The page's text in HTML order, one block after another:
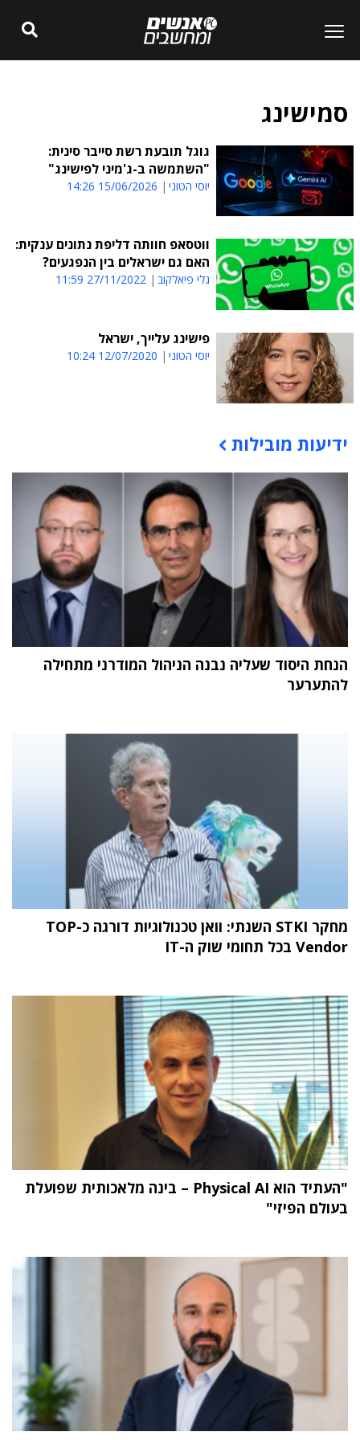
סמישינג
גוגל תובעת רשת סייבר סינית:
"השתמשה ב-ג'מיני לפישינג"
יוסי הטוני 15/06/2026 14:26
ווטסאפ חוותה דליפת נתונים ענקית:
האם גם ישראלים בין הנפגעים?
גלי פיאלקוב 27/11/2022 11:59
פישינג עלייך, ישראל
יוסי הטוני 12/07/2020 10:24
תוכן פרסומי
ידיעות מובילות
הנחת היסוד שעליה נבנה הניהול המודרני מתחילה
להתערער
מחקר STKI השנתי: וואן טכנולוגיות דורגה כ-TOP
Vendor בכל תחומי שוק ה-IT
"העתיד הוא Physical AI – בינה מלאכותית שפועלת
בעולם הפיזי"